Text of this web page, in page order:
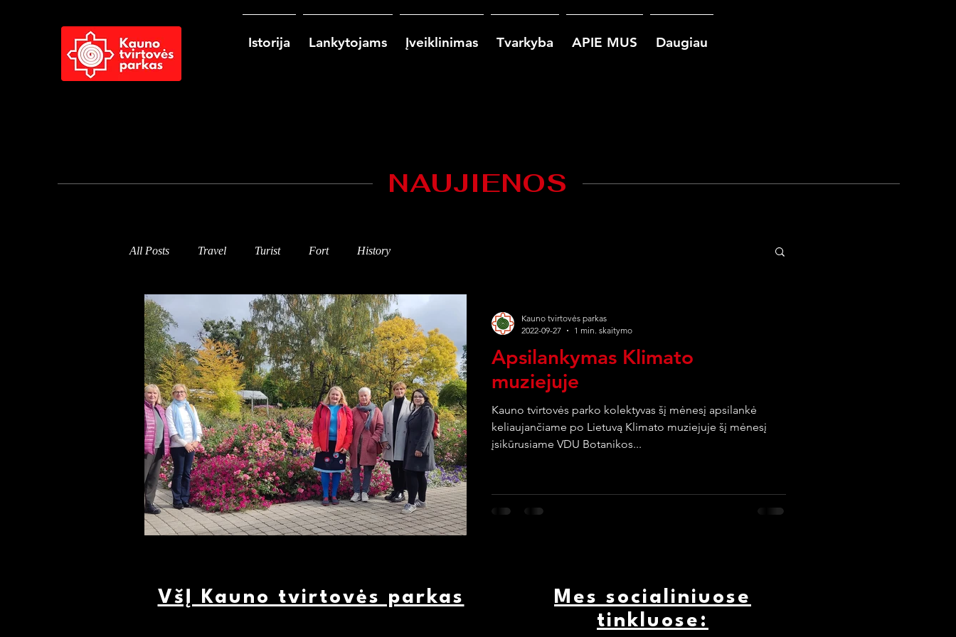
Istorija Lankytojams Įveiklinimas Tvarkyba APIE MUS Daugiau
NAUJIENOS
All Posts Travel Turist Fort History
Apsilankymas Klimato
muziejuje
Kauno tvirtovės parko kolektyvas šį mėnesį apsilankė
keliaujančiame po Lietuvą Klimato muziejuje šį mėnesį
įsikūrusiame VDU Botanikos...
Kauno tvirtovės parkas
2022-09-27
1 min. skaitymo
VšĮ Kauno tvirtovės parkas
Mes socialiniuose
tinkluose: